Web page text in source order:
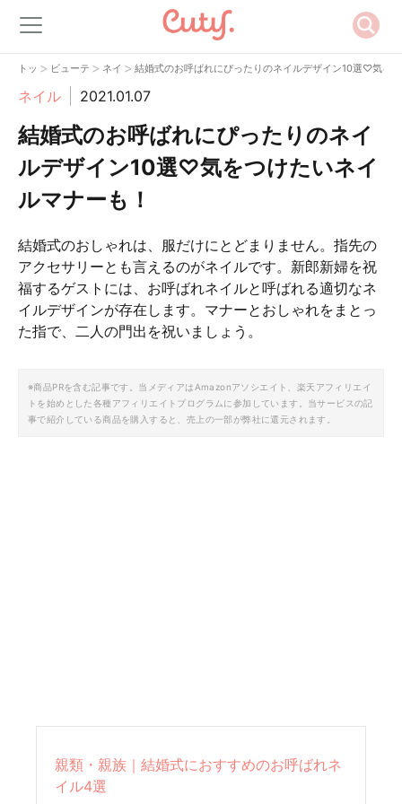
トップ
> ビューティー
> ネイル
> 結婚式のお呼ばれにぴったりのネイルデザイン10選♡気を
ネイル 2021.01.07
結婚式のお呼ばれにぴったりのネイ
ルデザイン10選♡気をつけたいネイ
ルマナーも！
結婚式のおしゃれは、服だけにとどまりません。指先の
アクセサリーとも言えるのがネイルです。新郎新婦を祝
福するゲストには、お呼ばれネイルと呼ばれる適切なネ
イルデザインが存在します。マナーとおしゃれをまとっ
た指で、二人の門出を祝いましょう。
※商品PRを含む記事です。当メディアはAmazonアソシエイト、楽天アフィリエイ
トを始めとした各種アフィリエイトプログラムに参加しています。当サービスの記
事で紹介している商品を購入すると、売上の一部が弊社に還元されます。
親類・親族｜結婚式におすすめのお呼ばれネ
イル4選